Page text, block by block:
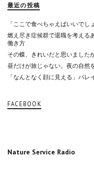
最近の投稿
「ここで食べちゃえばいいで
燃え尽き症候群で退職を考える
働き方
その蝶、きれいだと思いました
昼だけが旅じゃない。夜の自然
「なんとなく顔に見える」パ
FACEBOOK
Nature Service Radio